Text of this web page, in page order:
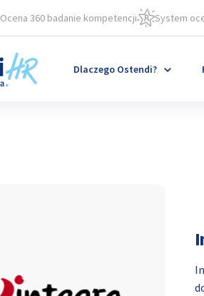
Ocena 360 badanie kompetencji System
Dlaczego Ostendi?